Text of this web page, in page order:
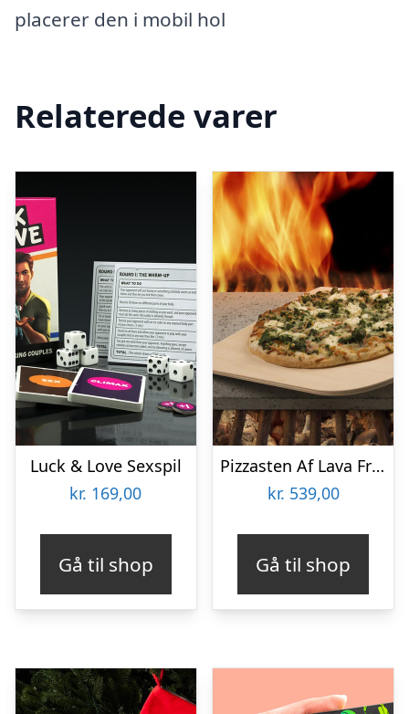
placerer den i mobil hol
Relaterede varer
Luck & Love Sexspil
kr. 169,00
Gå til shop
Pizzasten Af Lava Fra Etna
kr. 539,00
Gå til shop